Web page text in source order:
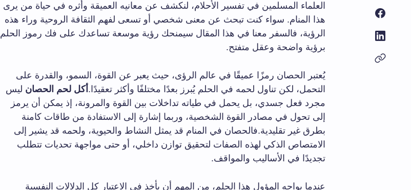
العلماء المسلمين في تفسير الأحلام، لنكشف عن معانيه العميقة وأثره في حياة من يرى
هذا المنام. سواء كنت تبحث عن معنى شخصي أو تسعى لفهم الثقافة الروحية وراء هذه
الرؤية، فالسفر معنا في هذا المقال سيمنحك رؤية موسعة تساعدك على فك رموز الحلم
برؤية واضحة وعقل متفتح.
يُعتبر الحصان رمزًا عميقًا في عالم الرؤى، حيث يعبر عن القوة، السمو، والقدرة على
التحمل، لكن تناول لحمه في الحلم يُبرز بعدًا مختلفًا وأكثر تعقيدًا. أكل لحم الحصان ليس
مجرد فعل جسدي، بل يحمل في طياته تداخلات بين القوة والمرونة، إذ يمكن أن يرمز
إلى تحول في مصادر القوة الشخصية، وربما إشارة إلى الاستفادة من طاقات كامنة
بطرق غير تقليدية.فالحصان في المنام قد يمثل النشاط والحيوية، ولحمه قد يشير إلى
الامتصاص الذكي لهذه الصفات لتحقيق توازن داخلي، أو حتى مواجهة تحديات تتطلب
تجديدًا في الأساليب والمواقف.
عندما يواجه المؤول هذا الحلم، من المهم أن يأخذ في الاعتبار كل الدلالات النفسية